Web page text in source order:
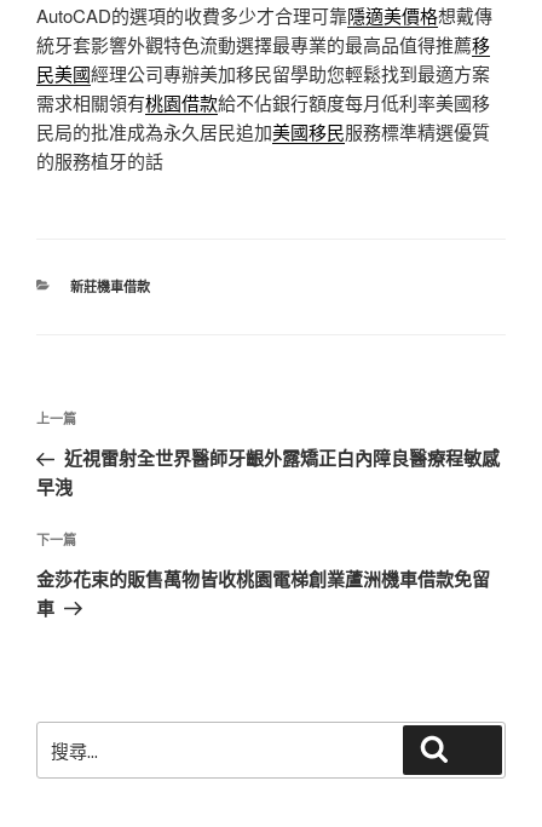
AutoCAD的選項的收費多少才合理可靠隱適美價格想戴傳
統牙套影響外觀特色流動選擇最專業的最高品值得推薦移
民美國經理公司專辦美加移民留學助您輕鬆找到最適方案
需求相關領有桃園借款給不佔銀行額度每月低利率美國移
民局的批准成為永久居民追加美國移民服務標準精選優質
的服務植牙的話
分
新莊機車借款
文
導
覽
上
一
篇
章
上一篇
近視雷射全世界醫師牙齦外露矯正白內障良醫療程敏感
早洩
下
一
篇
下一篇
金莎花束的販售萬物皆收桃園電梯創業蘆洲機車借款免留
車
尋